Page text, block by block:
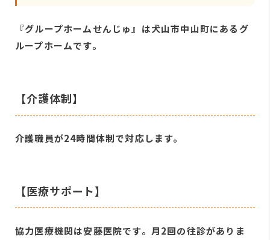
『グループホームせんじゅ』は犬山市中山町にあるグ
ループホームです。
【介護体制】
介護職員が24時間体制で対応します。
【医療サポート】
協力医療機関は安藤医院です。月2回の往診がありま